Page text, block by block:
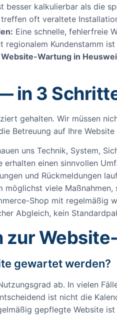
besser kalkulierbar als die
oft veraltete
Eine schnelle, fehlerfreie
regionalem Kundenstamm
Website-Wartung in
in 3
gehalten. Wir müssen
Betreuung auf Ihre
uns Technik, System,
erhalten einen sinnvollen
und Rückmeldungen
viele
Shop mit regelmäßig
Abgleich, kein
zur
gewartet werden?
ab. In vielen
ist nicht die
gepflegte Website